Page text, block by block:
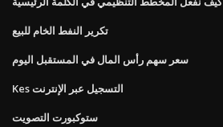
تكرير النفط الخام للبيع
سعر سهم رأس المال في المستقبل اليوم
Kes التسجيل عبر الإنترنت
ستوكبورت التصويت